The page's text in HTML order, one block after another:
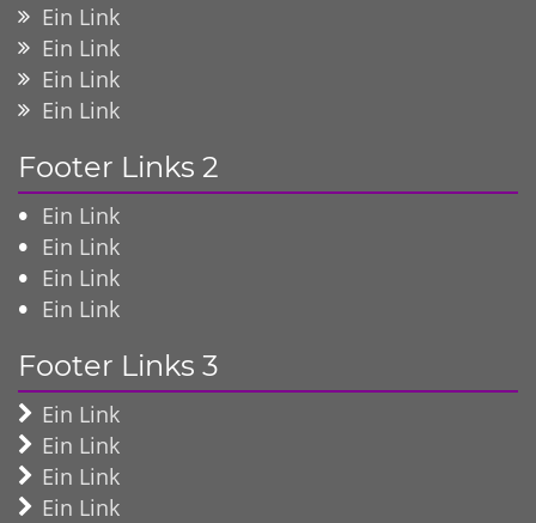
Ein Link
Ein Link
Ein Link
Ein Link
Footer Links 2
Ein Link
Ein Link
Ein Link
Ein Link
Footer Links 3
Ein Link
Ein Link
Ein Link
Ein Link